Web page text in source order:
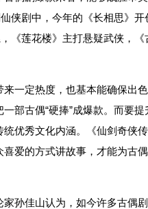
侠剧中，今年的《长相思》开
《莲花楼》主打悬疑武侠，《
一定热度，也基本能确保出
部古偶“硬捧”成爆款。而要提
优秀文化内涵。《仙剑奇侠
爱的方式讲故事，才能为古
孙佳山认为，如今许多古偶